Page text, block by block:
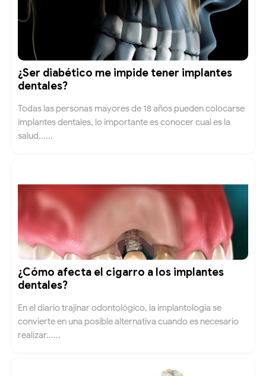
¿Ser diabético me impide tener implantes
dentales?
Todas las personas mayores de 18 años pueden colocarse
implantes dentales, lo importante es conocer cual es la
salud......
¿Cómo afecta el cigarro a los implantes
dentales?
En el diario trajinar odontológico, la implantología se
convierte en una posible alternativa cuando es necesario
realizar......